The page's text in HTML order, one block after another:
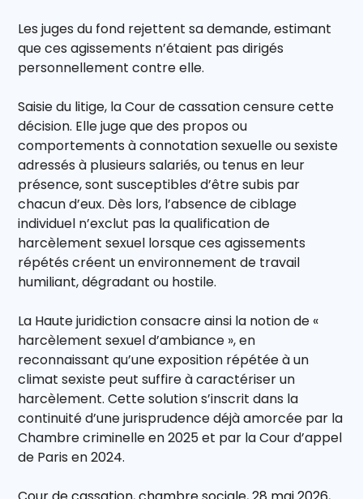
Les juges du fond rejettent sa demande, estimant
que ces agissements n’étaient pas dirigés
personnellement contre elle.
Saisie du litige, la Cour de cassation censure cette
décision. Elle juge que des propos ou
comportements à connotation sexuelle ou sexiste
adressés à plusieurs salariés, ou tenus en leur
présence, sont susceptibles d’être subis par
chacun d’eux. Dès lors, l’absence de ciblage
individuel n’exclut pas la qualification de
harcèlement sexuel lorsque ces agissements
répétés créent un environnement de travail
humiliant, dégradant ou hostile.
La Haute juridiction consacre ainsi la notion de «
harcèlement sexuel d’ambiance », en
reconnaissant qu’une exposition répétée à un
climat sexiste peut suffire à caractériser un
harcèlement. Cette solution s’inscrit dans la
continuité d’une jurisprudence déjà amorcée par la
Chambre criminelle en 2025 et par la Cour d’appel
de Paris en 2024.